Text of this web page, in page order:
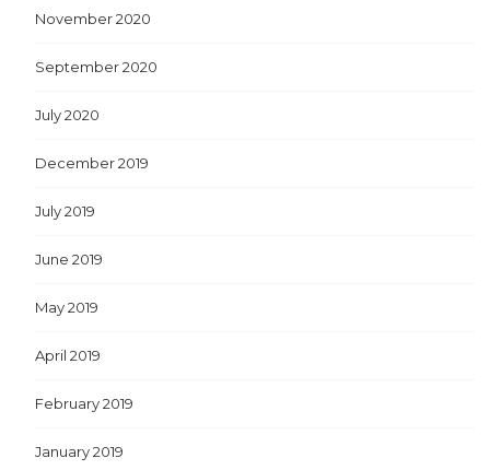
November 2020
September 2020
July 2020
December 2019
July 2019
June 2019
May 2019
April 2019
February 2019
January 2019